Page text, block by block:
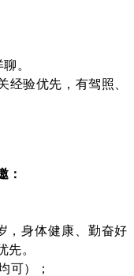
。
经验优先，有驾照、
：
，身体健康、勤奋好
先。
可）；